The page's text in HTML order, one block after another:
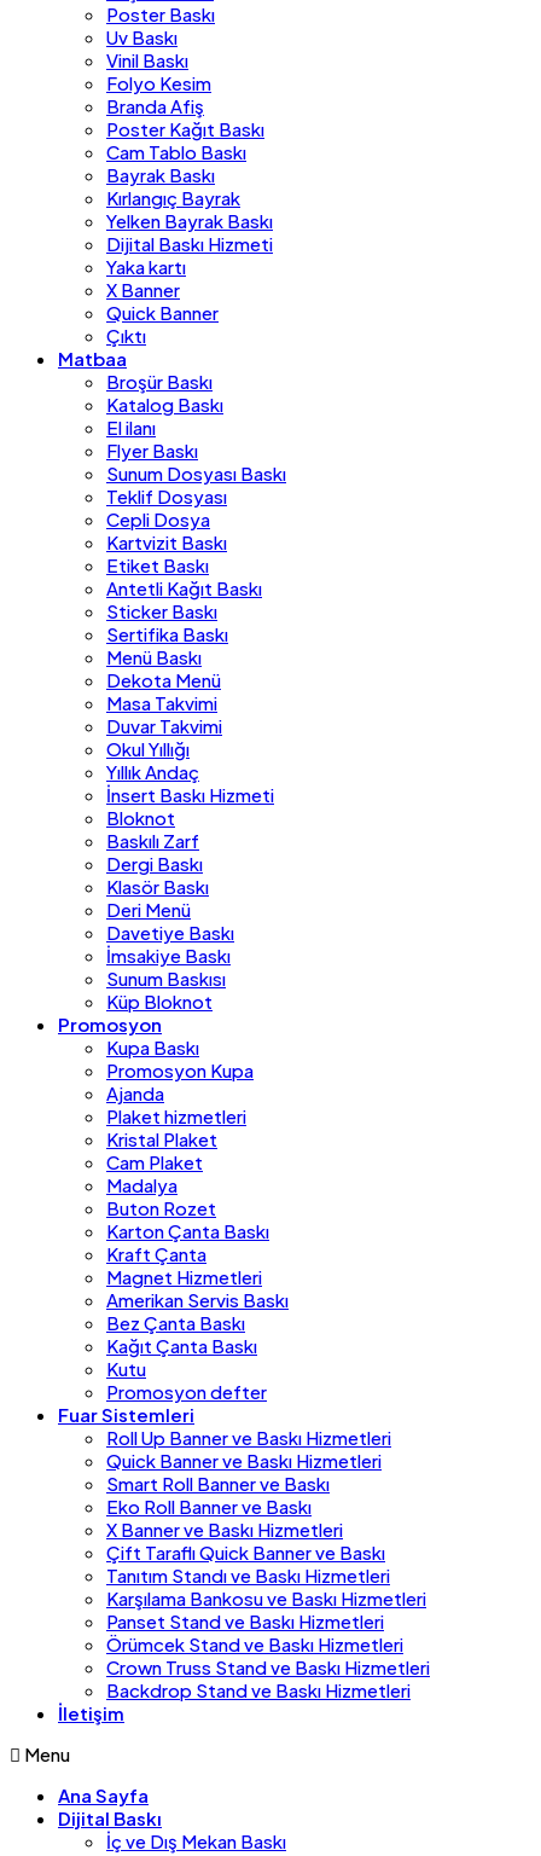
Poster Baskı
Uv Baskı
Vinil Baskı
Folyo Kesim
Branda Afiş
Poster Kağıt Baskı
Cam Tablo Baskı
Bayrak Baskı
Kırlangıç Bayrak
Yelken Bayrak Baskı
Dijital Baskı Hizmeti
Yaka kartı
X Banner
Quick Banner
Çıktı
Matbaa
Broşür Baskı
Katalog Baskı
El ilanı
Flyer Baskı
Sunum Dosyası Baskı
Teklif Dosyası
Cepli Dosya
Kartvizit Baskı
Etiket Baskı
Antetli Kağıt Baskı
Sticker Baskı
Sertifika Baskı
Menü Baskı
Dekota Menü
Masa Takvimi
Duvar Takvimi
Okul Yıllığı
Yıllık Andaç
İnsert Baskı Hizmeti
Bloknot
Baskılı Zarf
Dergi Baskı
Klasör Baskı
Deri Menü
Davetiye Baskı
İmsakiye Baskı
Sunum Baskısı
Küp Bloknot
Promosyon
Kupa Baskı
Promosyon Kupa
Ajanda
Plaket hizmetleri
Kristal Plaket
Cam Plaket
Madalya
Buton Rozet
Karton Çanta Baskı
Kraft Çanta
Magnet Hizmetleri
Amerikan Servis Baskı
Bez Çanta Baskı
Kağıt Çanta Baskı
Kutu
Promosyon defter
Fuar Sistemleri
Roll Up Banner ve Baskı Hizmetleri
Quick Banner ve Baskı Hizmetleri
Smart Roll Banner ve Baskı
Eko Roll Banner ve Baskı
X Banner ve Baskı Hizmetleri
Çift Taraflı Quick Banner ve Baskı
Tanıtım Standı ve Baskı Hizmetleri
Karşılama Bankosu ve Baskı Hizmetleri
Panset Stand ve Baskı Hizmetleri
Örümcek Stand ve Baskı Hizmetleri
Crown Truss Stand ve Baskı Hizmetleri
Backdrop Stand ve Baskı Hizmetleri
İletişim
Menu
Ana Sayfa
Dijital Baskı
İç ve Dış Mekan Baskı